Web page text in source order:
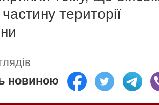
території
новиною